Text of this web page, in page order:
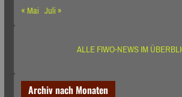
« Mai Juli »
ALLE FIWO-NEWS IM
Archiv nach Monaten